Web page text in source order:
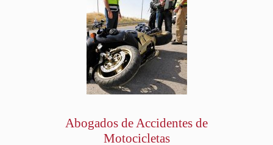
Abogados de Accidentes de
Motocicletas